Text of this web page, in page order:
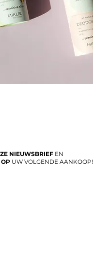
NIEUWSBRIEF EN
OP UW VOLGENDE AANKOOP!